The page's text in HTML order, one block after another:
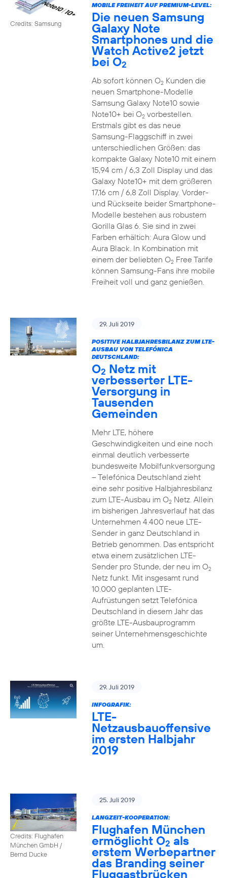
Credits: Samsung
MOBILE FREIHEIT AUF PREMIUM-LEVEL:
Die neuen Samsung
Galaxy Note
Smartphones und die
Watch Active2 jetzt
bei O2
Ab sofort können O2Kunden die
neuen Smartphone-Modelle
Samsung Galaxy Note10 sowie
Note10+ bei O2vorbestellen.
Erstmals gibt es das neue
Samsung-Flaggschiff in zwei
unterschiedlichen Größen: das
kompakte Galaxy Note10 mit einem
15,94 cm / 6,3 Zoll Display und das
Galaxy Note10+ mit dem größeren
17,16 cm / 6,8 Zoll Display. Vorder-
und Rückseite beider Smartphone-
Modelle bestehen aus robustem
Gorilla Glas 6. Sie sind in zwei
Farben erhältich: Aura Glow und
Aura Black. In Kombination mit
einem der beliebten O2Free Tarife
können Samsung-Fans ihre mobile
Freiheit voll und ganz genießen.
29. Juli 2019
POSITIVE HALBJAHRESBILANZ ZUM LTE-
AUSBAU VON TELEFÓNICA
DEUTSCHLAND:
O2 Netz mit
verbesserter LTE-
Versorgung in
Tausenden
Gemeinden
Mehr LTE, höhere
Geschwindigkeiten und eine noch
einmal deutlich verbesserte
bundesweite Mobilfunkversorgung
– Telefónica Deutschland zieht
eine sehr positive Halbjahresbilanz
zum LTE-Ausbau im O2Netz. Allein
im bisherigen Jahresverlauf hat das
Unternehmen 4.400 neue LTE-
Sender in ganz Deutschland in
Betrieb genommen. Das entspricht
etwa einem zusätzlichen LTE-
Sender pro Stunde, der neu im O2
Netz funkt. Mit insgesamt rund
10.000 geplanten LTE-
Aufrüstungen setzt Telefónica
Deutschland in diesem Jahr das
größte LTE-Ausbauprogramm
seiner Unternehmensgeschichte
um.
29. Juli 2019
INFOGRAFIK:
LTE-
Netzausbauoffensive
im ersten Halbjahr
2019
Credits: Flughafen
München GmbH /
Bernd Ducke
25. Juli 2019
LANGZEIT-KOOPERATION:
Flughafen München
ermöglicht O2 als
erstem Werbepartner
das Branding seiner
Fluggastbrücken